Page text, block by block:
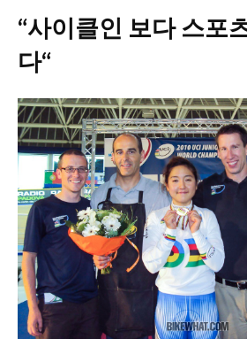
“사이클인 보다 스포
다“